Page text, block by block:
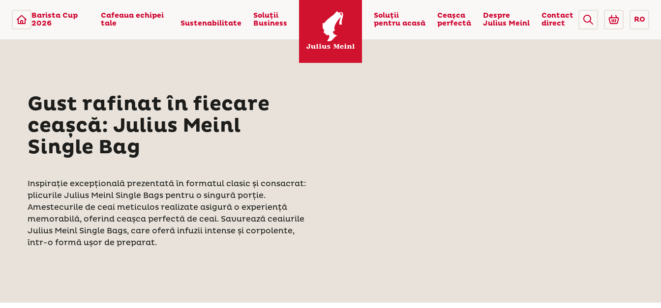
Barista Cup
2026
Cafeaua echipei
tale
Sustenabilitate
Soluţii
Business
Soluţii
pentru acasă
Ceaşca
perfectă
Despre
Julius Meinl
Contact
direct
RO
Gust rafinat în fiecare
ceașcă: Julius Meinl
Single Bag
Inspirație excepțională prezentată în formatul clasic și consacrat:
plicurile Julius Meinl Single Bags pentru o singură porție.
Amestecurile de ceai meticulos realizate asigură o experiență
memorabilă, oferind ceașca perfectă de ceai. Savurează ceaiurile
Julius Meinl Single Bags, care oferă infuzii intense și corpolente,
într-o formă ușor de preparat.